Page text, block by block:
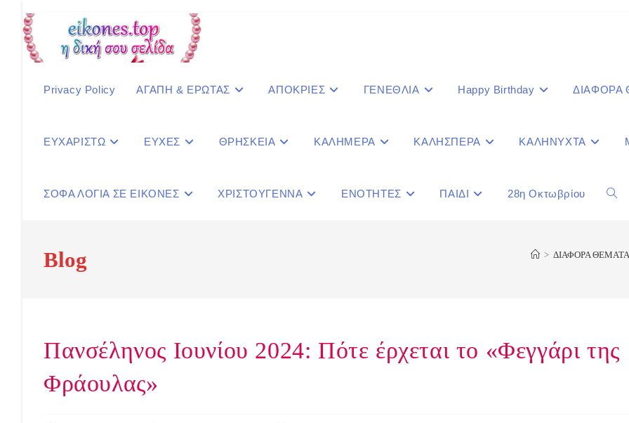
content
Privacy Policy ΑΓΑΠΗ & ΕΡΩΤΑΣ ΑΠΟΚΡΙΕΣ ΓΕΝΕΘΛΙΑ Happy Birthday ΔΙΑΦΟΡΑ
ΕΥΧΑΡΙΣΤΩ ΕΥΧΕΣ ΘΡΗΣΚΕΙΑ ΚΑΛΗΜΕΡΑ ΚΑΛΗΣΠΕΡΑ ΚΑΛΗΝΥΧΤΑ
ΣΟΦΑ ΛΟΓΙΑ ΣΕ ΕΙΚΟΝΕΣ ΧΡΙΣΤΟΥΓΕΝΝΑ ΕΝΟΤΗΤΕΣ ΠΑΙΔΙ 28η Οκτωβρίου
Blog > ΔΙΑΦΟΡΑ ΘΕΜΑΤΑ
Πανσέληνος Ιουνίου 2024: Πότε έρχεται το «Φεγγάρι της
Φράουλας»